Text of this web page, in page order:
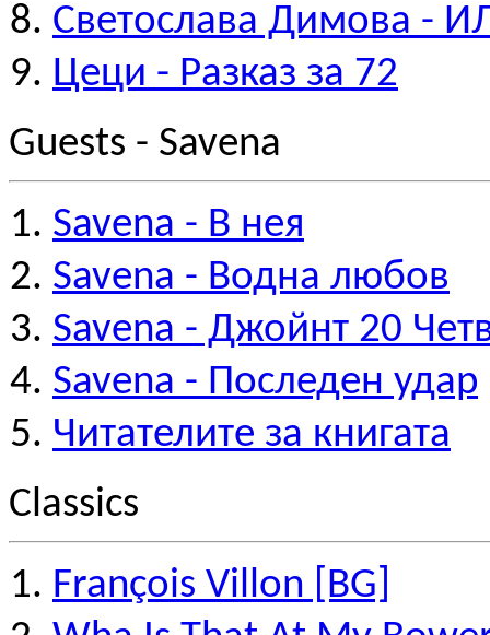
Светослава Димова -
Цеци - Разказ за 72
Guests - Savena
Savena - В нея
Savena - Водна любов
Savena - Джойнт 20
Savena - Последен удар
Читателите за книгата
Classics
François Villon [BG]